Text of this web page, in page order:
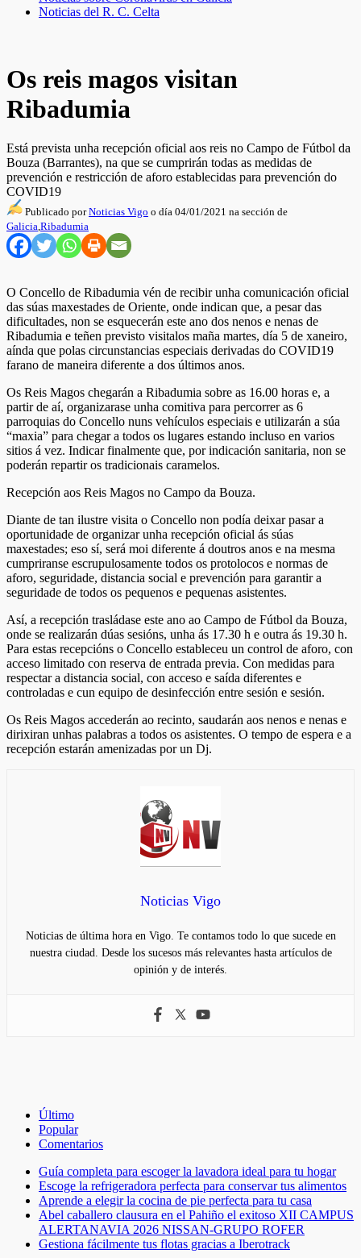
Noticias del R. C. Celta
Os reis magos visitan
Ribadumia
Está prevista unha recepción oficial aos reis no Campo de Fútbol da
Bouza (Barrantes), na que se cumprirán todas as medidas de
prevención e restricción de aforo establecidas para prevención do
COVID19
Publicado porNoticias Vigo o día 04/01/2021 na sección de
Galicia,Ribadumia
O Concello de Ribadumia vén de recibir unha comunicación oficial
das súas maxestades de Oriente, onde indican que, a pesar das
dificultades, non se esquecerán este ano dos nenos e nenas de
Ribadumia e teñen previsto visitalos maña martes, día 5 de xaneiro,
aínda que polas circunstancias especiais derivadas do COVID19
farano de maneira diferente a dos últimos anos.
Os Reis Magos chegarán a Ribadumia sobre as 16.00 horas e, a
partir de aí, organizarase unha comitiva para percorrer as 6
parroquias do Concello nuns vehículos especiais e utilizarán a súa
“maxia” para chegar a todos os lugares estando incluso en varios
sitios á vez. Indicar finalmente que, por indicación sanitaria, non se
poderán repartir os tradicionais caramelos.
Recepción aos Reis Magos no Campo da Bouza.
Diante de tan ilustre visita o Concello non podía deixar pasar a
oportunidade de organizar unha recepción oficial ás súas
maxestades; eso sí, será moi diferente á doutros anos e na mesma
cumpriranse escrupulosamente todos os protolocos e normas de
aforo, seguridade, distancia social e prevención para garantir a
seguridade de todos os pequenos e pequenas asistentes.
Así, a recepción trasládase este ano ao Campo de Fútbol da Bouza,
onde se realizarán dúas sesións, unha ás 17.30 h e outra ás 19.30 h.
Para estas recepcións o Concello estableceu un control de aforo, con
acceso limitado con reserva de entrada previa. Con medidas para
respectar a distancia social, con acceso e saída diferentes e
controladas e cun equipo de desinfección entre sesión e sesión.
Os Reis Magos accederán ao recinto, saudarán aos nenos e nenas e
dirixiran unhas palabras a todos os asistentes. O tempo de espera e a
recepción estarán amenizadas por un Dj.
Noticias Vigo
Noticias de última hora en Vigo. Te contamos todo lo que sucede en
nuestra ciudad. Desde los sucesos más relevantes hasta artículos de
opinión y de interés.
Último
Popular
Comentarios
Guía completa para escoger la lavadora ideal para tu hogar
Escoge la refrigeradora perfecta para conservar tus alimentos
Aprende a elegir la cocina de pie perfecta para tu casa
Abel caballero clausura en el Pahiño el exitoso XII CAMPUS
ALERTANAVIA 2026 NISSAN-GRUPO ROFER
Gestiona fácilmente tus flotas gracias a Iberotrack